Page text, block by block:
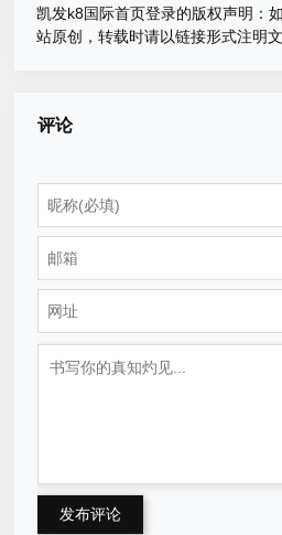
凯发k8国际首页登录的版权声明：
站原创，转载时请以链接形式注明文
评论
发布评论